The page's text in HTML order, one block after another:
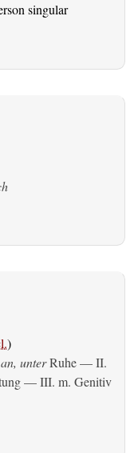
singular
)
unterRuhe — II.
— III. m. Genitiv